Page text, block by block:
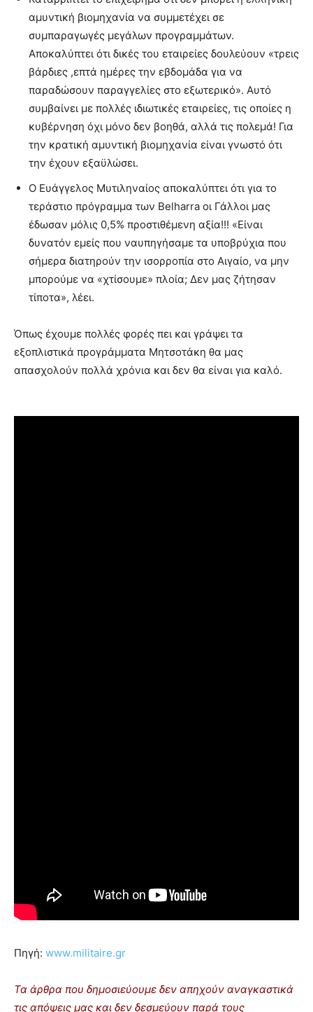
αμυντική βιομηχανία να συμμετέχει σε
συμπαραγωγές μεγάλων προγραμμάτων.
Αποκαλύπτει ότι δικές του εταιρείες δουλεύουν «τρεις
βάρδιες ,επτά ημέρες την εβδομάδα για να
παραδώσουν παραγγελίες στο εξωτερικό». Αυτό
συμβαίνει με πολλές ιδιωτικές εταιρείες, τις οποίες η
κυβέρνηση όχι μόνο δεν βοηθά, αλλά τις πολεμά! Για
την κρατική αμυντική βιομηχανία είναι γνωστό ότι
την έχουν εξαϋλώσει.
Ο Ευάγγελος Μυτιληναίος αποκαλύπτει ότι για το
τεράστιο πρόγραμμα των Belharra οι Γάλλοι μας
έδωσαν μόλις 0,5% προστιθέμενη αξία!!! «Είναι
δυνατόν εμείς που ναυπηγήσαμε τα υποβρύχια που
σήμερα διατηρούν την ισορροπία στο Αιγαίο, να μην
μπορούμε να «χτίσουμε» πλοία; Δεν μας ζήτησαν
τίποτα», λέει.
Όπως έχουμε πολλές φορές πει και γράψει τα
εξοπλιστικά προγράμματα Μητσοτάκη θα μας
απασχολούν πολλά χρόνια και δεν θα είναι για καλό.
Πηγή: www.militaire.gr
Τα άρθρα που δημοσιεύουμε δεν απηχούν αναγκαστικά
τις απόψεις μας και δεν δεσμεύουν παρά τους